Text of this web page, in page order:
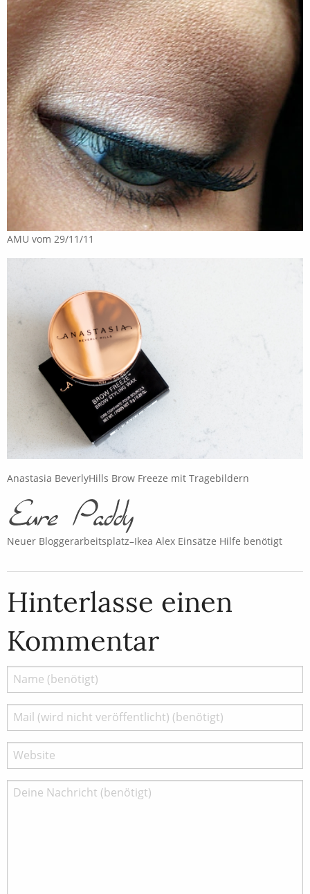
AMU vom 29/11/11
Anastasia BeverlyHills Brow Freeze mit Tragebildern
Neuer Bloggerarbeitsplatz–Ikea Alex Einsätze Hilfe benötigt
Hinterlasse einen
Kommentar